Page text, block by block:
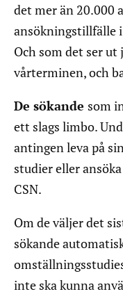
det mer än 20.000
ansökningstillfälle
Och som det ser
vårterminen, och
De sökande som
ett slags limbo.
antingen leva på
studier eller
CSN.
Om de väljer det
sökande
inte ska kunna